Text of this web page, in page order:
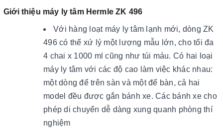
Giới thiệu máy ly tâm Hermle ZK 496
Với hàng loạt máy ly tâm lạnh mới, dòng ZK
496 có thể xứ lý một lượng mẫu lớn, cho tối đa
4 chai x 1000 ml cũng như túi máu. Có hai loại
máy ly tâm với các độ cao làm việc khác nhau:
một dòng để trên sàn và một để bàn, cả hai
model đều được gắn bánh xe. Các bánh xe cho
phép di chuyển dễ dàng xung quanh phòng thí
nghiệm